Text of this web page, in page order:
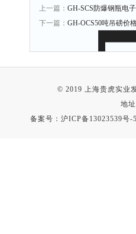
上一篇： GH-SCS防爆钢瓶电
下一篇： GH-OCS50吨吊磅价
© 2019 上海贵虎实业
地
备案号：沪ICP备13023539号-